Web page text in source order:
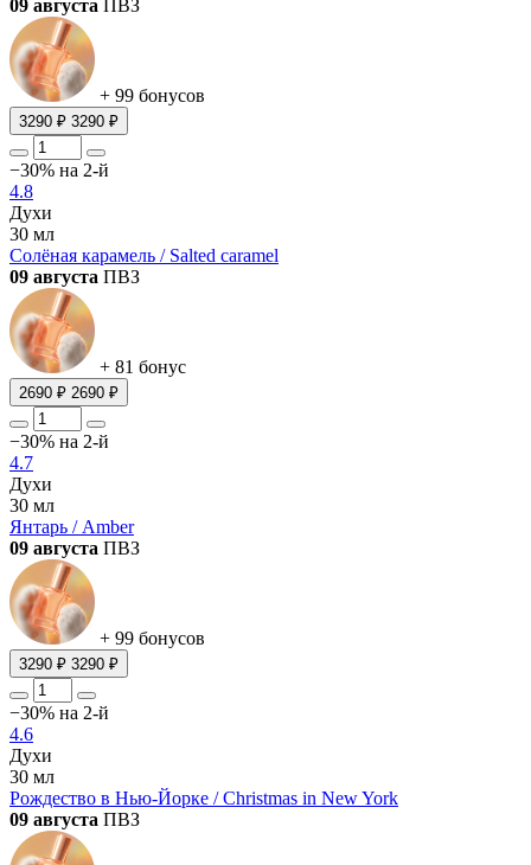
09 августа ПВЗ
+ 99 бонусов
3290 ₽ 3290 ₽
−30% на 2-й
4.8
Духи
30 мл
Солёная карамель / Salted caramel
09 августа ПВЗ
+ 81 бонус
2690 ₽ 2690 ₽
−30% на 2-й
4.7
Духи
30 мл
Янтарь / Amber
09 августа ПВЗ
+ 99 бонусов
3290 ₽ 3290 ₽
−30% на 2-й
4.6
Духи
30 мл
Рождество в Нью-Йорке / Christmas in New York
09 августа ПВЗ